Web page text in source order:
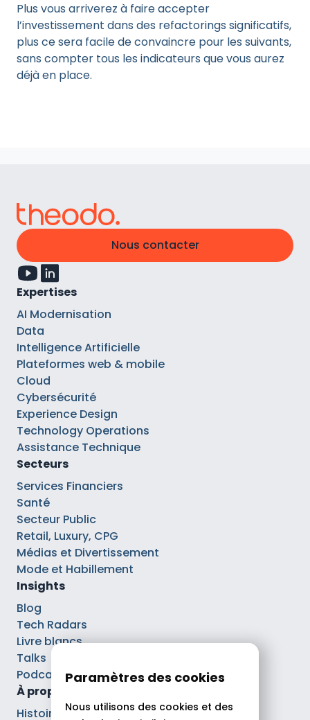
Plus vous arriverez à faire accepter
l’investissement dans des refactorings significatifs,
plus ce sera facile de convaincre pour les suivants,
sans compter tous les indicateurs que vous aurez
déjà en place.
Nous contacter
Expertises
AI Modernisation
Data
Intelligence Artificielle
Plateformes web & mobile
Cloud
Cybersécurité
Experience Design
Technology Operations
Assistance Technique
Secteurs
Services Financiers
Santé
Secteur Public
Retail, Luxury, CPG
Médias et Divertissement
Mode et Habillement
Insights
Blog
Tech Radars
Livre blancs
Talks
Podcasts
À propos
Histoire
Paramètres des cookies
Nous utilisons des cookies et des